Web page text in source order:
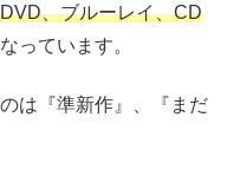
、ブルーレイ、CD
っています。
は『準新作』、『まだ